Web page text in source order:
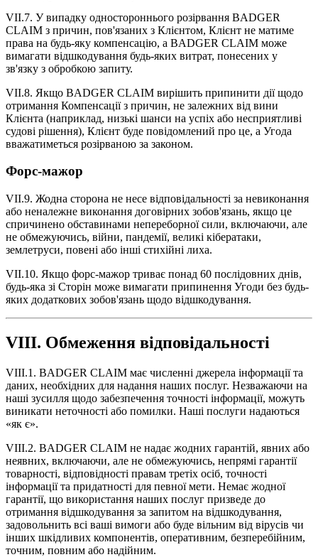
VII.7. У випадку одностороннього розірвання BADGER
CLAIM з причин, пов'язаних з Клієнтом, Клієнт не матиме
права на будь-яку компенсацію, а BADGER CLAIM може
вимагати відшкодування будь-яких витрат, понесених у
зв'язку з обробкою запиту.
VII.8. Якщо BADGER CLAIM вирішить припинити дії щодо
отримання Компенсації з причин, не залежних від вини
Клієнта (наприклад, низькі шанси на успіх або несприятливі
судові рішення), Клієнт буде повідомлений про це, а Угода
вважатиметься розірваною за законом.
Форс-мажор
VII.9. Жодна сторона не несе відповідальності за невиконання
або неналежне виконання договірних зобов'язань, якщо це
спричинено обставинами непереборної сили, включаючи, але
не обмежуючись, війни, пандемії, великі кібератаки,
землетруси, повені або інші стихійні лиха.
VII.10. Якщо форс-мажор триває понад 60 послідовних днів,
будь-яка зі Сторін може вимагати припинення Угоди без будь-
яких додаткових зобов'язань щодо відшкодування.
VIII. Обмеження відповідальності
VIII.1. BADGER CLAIM має численні джерела інформації та
даних, необхідних для надання наших послуг. Незважаючи на
наші зусилля щодо забезпечення точності інформації, можуть
виникати неточності або помилки. Наші послуги надаються
«як є».
VIII.2. BADGER CLAIM не надає жодних гарантій, явних або
неявних, включаючи, але не обмежуючись, непрямі гарантії
товарності, відповідності правам третіх осіб, точності
інформації та придатності для певної мети. Немає жодної
гарантії, що використання наших послуг призведе до
отримання відшкодування за запитом на відшкодування,
задовольнить всі ваші вимоги або буде вільним від вірусів чи
інших шкідливих компонентів, оперативним, безперебійним,
точним, повним або надійним.